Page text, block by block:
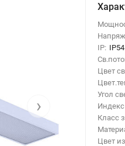
›
IP: IP54
Цвет
Угол
Класс
Цвет